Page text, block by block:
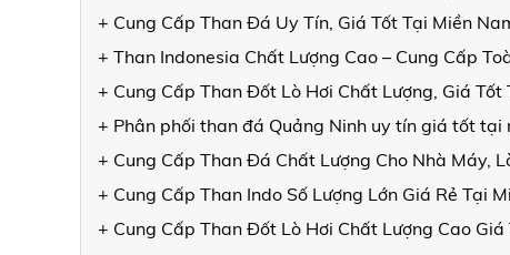
+ Cung Cấp Than Đá Uy Tín, Giá Tốt Tại Miền
+ Than Indonesia Chất Lượng Cao – Cung Cấp
+ Cung Cấp Than Đốt Lò Hơi Chất Lượng, Giá Tốt
+ Phân phối than đá Quảng Ninh uy tín giá tốt tại
+ Cung Cấp Than Đá Chất Lượng Cho Nhà Máy,
+ Cung Cấp Than Indo Số Lượng Lớn Giá Rẻ Tại
+ Cung Cấp Than Đốt Lò Hơi Chất Lượng Cao